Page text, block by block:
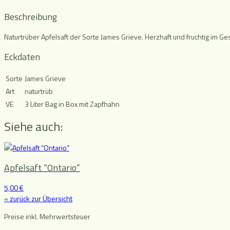
Beschreibung
Naturtrüber Apfelsaft der Sorte James Grieve. Herzhaft und fruchtig im
Eckdaten
Sorte James Grieve
Art
naturtrüb
VE
3 Liter Bag in Box mit Zapfhahn
Siehe auch:
Apfelsaft “Ontario”
5,00 €
« zurück zur Übersicht
Preise inkl. Mehrwertsteuer